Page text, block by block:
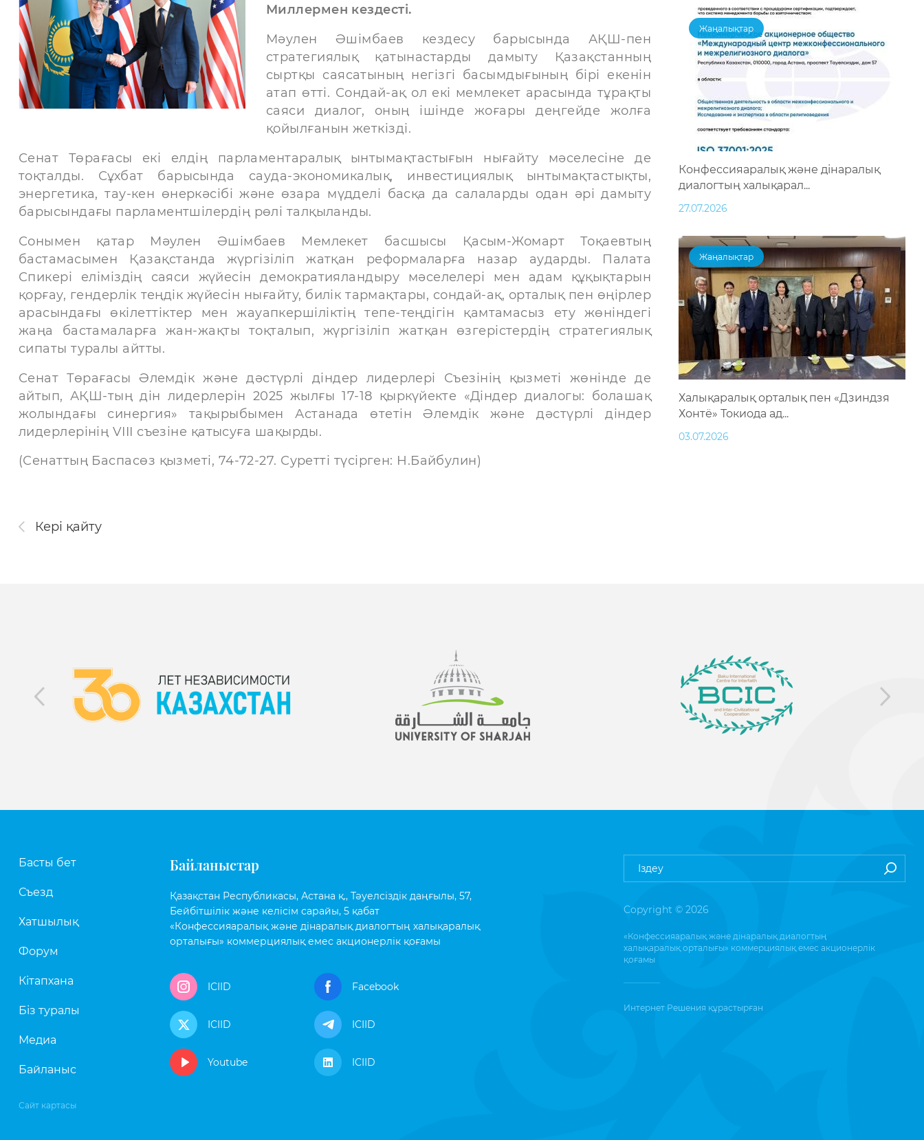
Миллермен кездесті.
Мәулен Әшімбаев кездесу барысында АҚШ-пен
стратегиялық қатынастарды дамыту Қазақстанның
сыртқы саясатының негізгі басымдығының бірі екенін
атап өтті. Сондай-ақ ол екі мемлекет арасында тұрақты
саяси диалог, оның ішінде жоғары деңгейде жолға
қойылғанын жеткізді.
Сенат Төрағасы екі елдің парламентаралық ынтымақтастығын нығайту мәселесіне де
тоқталды. Сұхбат барысында сауда-экономикалық, инвестициялық ынтымақтастықты,
энергетика, тау-кен өнеркәсібі және өзара мүдделі басқа да салаларды одан әрі дамыту
барысындағы парламентшілердің рөлі талқыланды.
Сонымен қатар Мәулен Әшімбаев Мемлекет басшысы Қасым-Жомарт Тоқаевтың
бастамасымен Қазақстанда жүргізіліп жатқан реформаларға назар аударды. Палата
Спикері еліміздің саяси жүйесін демократияландыру мәселелері мен адам құқықтарын
қорғау, гендерлік теңдік жүйесін нығайту, билік тармақтары, сондай-ақ, орталық пен өңірлер
арасындағы өкілеттіктер мен жауапкершіліктің тепе-теңдігін қамтамасыз ету жөніндегі
жаңа бастамаларға жан-жақты тоқталып, жүргізіліп жатқан өзгерістердің стратегиялық
сипаты туралы айтты.
Сенат Төрағасы Әлемдік және дәстүрлі діндер лидерлері Съезінің қызметі жөнінде де
айтып, АҚШ-тың дін лидерлерін 2025 жылғы 17-18 қыркүйекте «Діндер диалогы: болашақ
жолындағы синергия» тақырыбымен Астанада өтетін Әлемдік және дәстүрлі діндер
лидерлерінің VIII съезіне қатысуға шақырды.
(Сенаттың Баспасөз қызметі, 74-72-27. Суретті түсірген: Н.Байбулин)
Кері қайту
Жаңалықтар
Конфессияаралық және дінаралық
диалогтың халықарал...
27.07.2026
Жаңалықтар
Халықаралық орталық пен «Дзиндзя
Хонтё» Токиода ад...
03.07.2026
Басты бет
Съезд
Хатшылық
Форум
Кітапхана
Біз туралы
Медиа
Байланыс
Сайт картасы
Байланыстар
Қазақстан Республикасы, Астана қ., Тәуелсіздік даңғылы, 57,
Бейбітшілік және келісім сарайы, 5 қабат
«Конфессияаралық және дінаралық диалогтың халықаралық
орталығы» коммерциялық емес акционерлік қоғамы
ICIID Facebook
ICIID ICIID
Youtube ICIID
Copyright © 2026
«Конфессияаралық және дінаралық диалогтың
халықаралық орталығы» коммерциялық емес акционерлік
қоғамы
Интернет Решения құрастырған